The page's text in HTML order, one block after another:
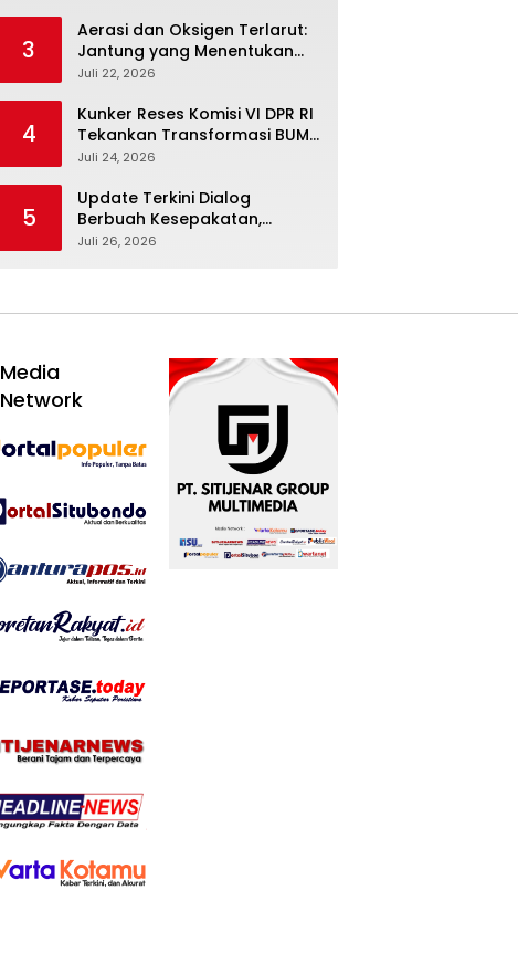
Berpijak pada Dokumen
Resmi Negara
3
Aerasi dan Oksigen Terlarut:
Jantung yang Menentukan
Hidup Tambak Vaname
Juli 22, 2026
4
Kunker Reses Komisi VI DPR RI
Tekankan Transformasi BUMN
Maritim, Nasim Khan Kawal
Juli 24, 2026
5
Update Terkini Dialog
Berbuah Kesepakatan,
SPBUN-SGN Batalkan Aksi
Juli 26, 2026
Media
Network